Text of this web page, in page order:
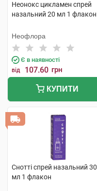
Неонокс цикламен спрей
назальний 20 мл 1 флакон
Неофлора
Є в наявності
від 107.60 грн
КУПИТИ
Снотті спрей назальний 30
мл 1 флакон